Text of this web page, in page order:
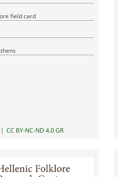
field card
| CC BY-NC-ND 4.0 GR